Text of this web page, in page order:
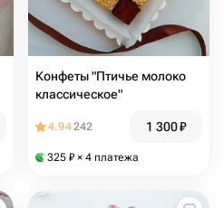
Конфеты "Птичье молоко
классическое"
4.94242 1 300₽
325 ₽ × 4 платежа